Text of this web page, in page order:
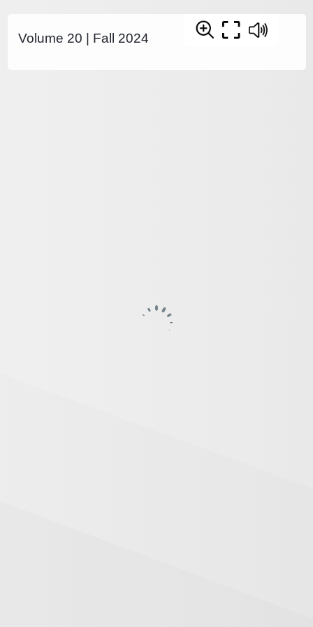
Volume 20 | Fall 2024